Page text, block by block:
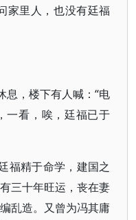
家里人，也没有廷福
息，楼下有人喊：“电
一看，唉，廷福已于
福精于命学，建国之
三十年旺运，丧在妻
乱造。又曾为冯其庸